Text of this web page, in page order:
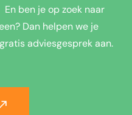
En ben je op zoek naar
Dan helpen we je
adviesgesprek aan.